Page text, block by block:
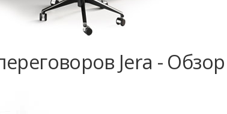
Jera - Обзор